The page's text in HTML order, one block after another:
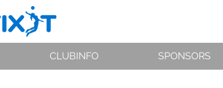
CLUBINFO SPONSORS